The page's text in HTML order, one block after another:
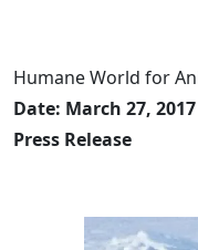
Humane World for
Date: March 27, 2017
Press Release